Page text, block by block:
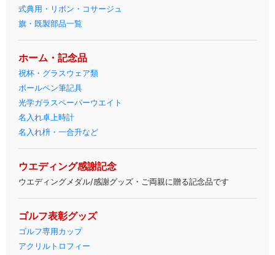
式典用・リボン・コサージュ
旗・既製部品一覧
ホーム・記念品
祝杯・グラスウェア類
ボールペン筆記具
光学ガラスペーパーウエイト
名入れ卓上時計
名入れ枡・一合升など
ウエディング感謝記念
ウエディングメダル/感謝グッズ・ご両親に贈る記念品です
ゴルフ表彰グッズ
ゴルフ専用カップ
アクリルトロフィー